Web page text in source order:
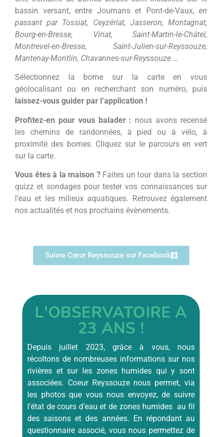
2. JE REPONDS
AU
QUESTIONNAIRE
bassin versant, entre Journans et Pont-de-Vaux, en
passant par Tossiat, Ceyzériat, Jasseron, Montagnat,
Bourg-en-Bresse, Viriat, Saint-Martin-le-Châtel,
Montrevel-en-Bresse, Saint-Julien-sur-Reyssouze,
Mantenay-Montlin, Chavannes-sur-Reyssouze …
Sélectionnez la borne sur la carte en vous
géolocalisant ou en recherchant son numéro, puis
laissez-vous guider par l’application !
Profitez-en pour vous balader : nous avons recensé
les chemins de randonnées, à pied ou à vélo, à
proximité des bornes. Cliquez sur le parcours en vert
sur la carte.
Vous êtes à la maison ?Faites un tour dans la section
quizz et sondages pour tester vos connaissances sur
l’eau et les milieux aquatiques. Retrouvez également
nos actualités et nos prochains évènements.
Suivre Cœur Reyssouze sur Facebook
L'OBSERVATOIRE A
23 ANS !
Depuis juillet 2023, grâce à vous, nous
récoltons de nombreuses informations sur nos
rivières et sur les zones humides qui y sont
associées. Coeur Reyssouze nous permet, via
les photos que vous nous envoyez, de suivre
l’état de cours d’eau et de zones humides au fil
des saisons et des années. En répondant au
questionnaire associé, vous nous permettez de